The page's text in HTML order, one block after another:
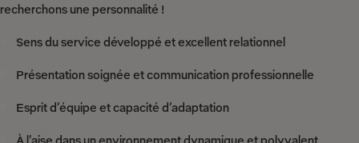
recherchons une personnalité !
Sens du service développé et excellent relationnel
Présentation soignée et communication professionnelle
Esprit d’équipe et capacité d’adaptation